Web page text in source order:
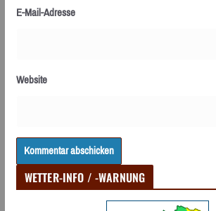
E-Mail-Adresse
Website
WETTER-INFO / -WARNUNG